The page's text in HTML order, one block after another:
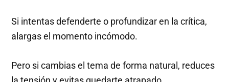
Si intentas defenderte o profundizar en la crítica,
alargas el momento incómodo.
Pero si cambias el tema de forma natural, reduces